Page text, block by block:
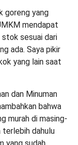
goreng yang
mendapat
sesuai dari
ada. Saya pikir
yang lain saat
dan Minuman
bahwa
murah di masing-
dahulu
yang sudah